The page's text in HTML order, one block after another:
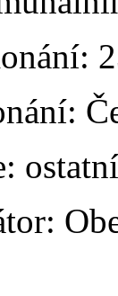
ostatní